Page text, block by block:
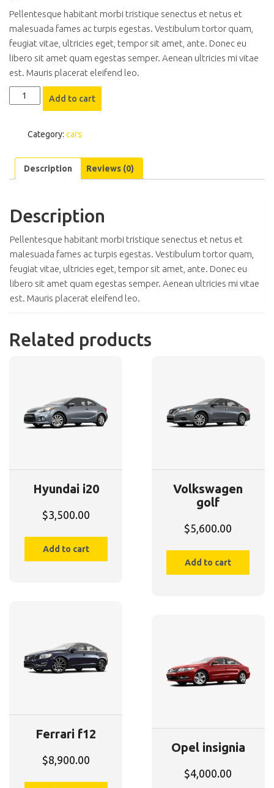
Pellentesque habitant morbi tristique senectus et netus et
malesuada fames ac turpis egestas. Vestibulum tortor quam,
feugiat vitae, ultricies eget, tempor sit amet, ante. Donec eu
libero sit amet quam egestas semper. Aenean ultricies mi vitae
est. Mauris placerat eleifend leo.
Mercedes-
benz
Add to cart
Category: cars
Description Reviews (0)
Description
Pellentesque habitant morbi tristique senectus et netus et
malesuada fames ac turpis egestas. Vestibulum tortor quam,
feugiat vitae, ultricies eget, tempor sit amet, ante. Donec eu
libero sit amet quam egestas semper. Aenean ultricies mi vitae
est. Mauris placerat eleifend leo.
Related products
Hyundai i20
$3,500.00
Add to cart
Volkswagen
golf
$5,600.00
Add to cart
Ferrari f12
$8,900.00
Opel insignia
$4,000.00